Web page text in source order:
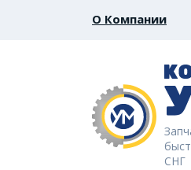
О Компании
СНГ